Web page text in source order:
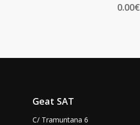
0.00€
Geat SAT
C/ Tramuntana 6